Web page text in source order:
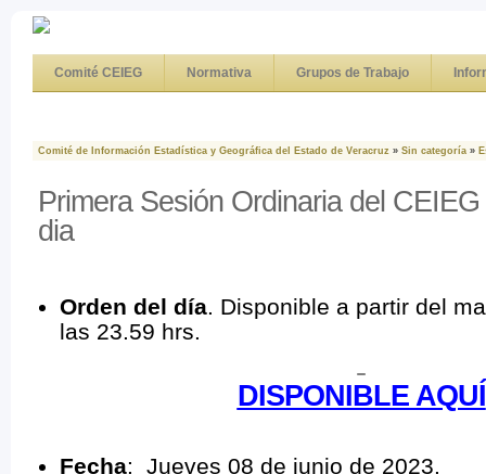
Comité CEIEG Normativa Grupos de Trabajo
Comité de Información Estadística y Geográfica del Estado de Veracruz » Sin categoría »
Primera Sesión Ordinaria del
dia
Orden del día. Disponible a partir del
las 23.59 hrs.
DISPONIBLE AQUÍ
Fecha: Jueves 08 de junio de 2023.